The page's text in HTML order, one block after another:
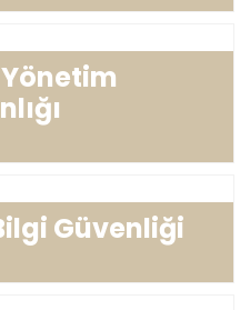
Güvenliği